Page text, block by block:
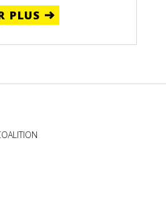
PLUS